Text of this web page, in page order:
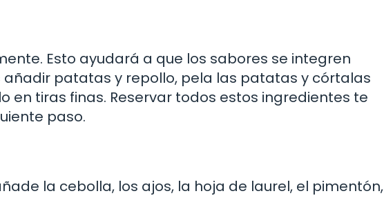
Esto ayudará a que los sabores se integren
añadir patatas y repollo, pela las patatas y córtalas
en tiras finas. Reservar todos estos ingredientes te
paso.
la cebolla, los ajos, la hoja de laurel, el pimentón,